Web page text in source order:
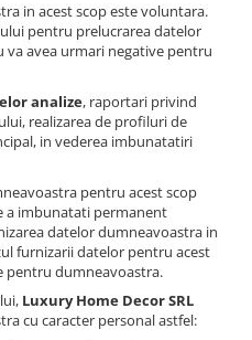
in acest scop este voluntara.
pentru prelucrarea datelor
va avea urmari negative pentru
analize, raportari privind
realizarea de profiluri de
in vederea imbunatatiri
pentru acest scop
a imbunatati permanent
datelor dumneavoastra in
furnizarii datelor pentru acest
pentru dumneavoastra.
Luxury Home Decor SRL
cu caracter personal astfel: